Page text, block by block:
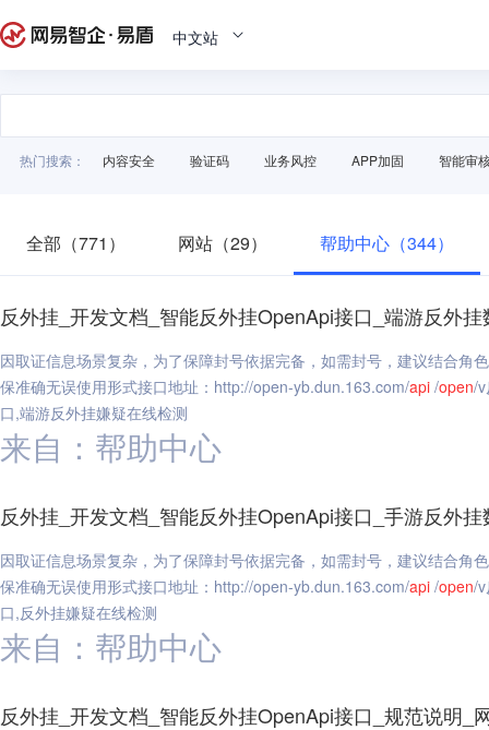
中文站
热门搜索： 内容安全 验证码 业务风控 APP加固 智能审
全部（771） 网站（29） 帮助中心（344）
反外挂_开发文档_智能反外挂OpenApi接口_端游反外
因取证信息场景复杂，为了保障封号依据完备，如需封号，建议结合角
保准确无误使用形式接口地址：http://open-yb.dun.163.com/api /open/
口,端游反外挂嫌疑在线检测
来自：帮助中心
反外挂_开发文档_智能反外挂OpenApi接口_手游反外
因取证信息场景复杂，为了保障封号依据完备，如需封号，建议结合角
保准确无误使用形式接口地址：http://open-yb.dun.163.com/api /open/
口,反外挂嫌疑在线检测
来自：帮助中心
反外挂_开发文档_智能反外挂OpenApi接口_规范说明_